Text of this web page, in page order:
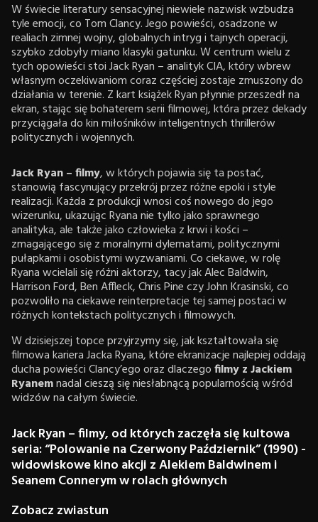
W świecie literatury sensacyjnej niewiele nazwisk wzbudza
tyle emocji, co Tom Clancy. Jego powieści, osadzone w
realiach zimnej wojny, globalnych intryg i tajnych operacji,
szybko zdobyły miano klasyki gatunku. W centrum wielu z
tych opowieści stoi Jack Ryan – analityk CIA, który wbrew
własnym oczekiwaniom coraz częściej zostaje zmuszony do
działania w terenie. Z kart książek Ryan płynnie przeszedł na
ekran, stając się bohaterem serii filmowej, która przez dekady
przyciągała do kin miłośników inteligentnych thrillerów
politycznych i wojennych.
Jack Ryan – filmy, w których pojawia się ta postać,
stanowią fascynujący przekrój przez różne epoki i style
realizacji. Każda z produkcji wnosi coś nowego do jego
wizerunku, ukazując Ryana nie tylko jako sprawnego
analityka, ale także jako człowieka z krwi i kości –
zmagającego się z moralnymi dylematami, politycznymi
pułapkami i osobistymi wyzwaniami. Co ciekawe, w rolę
Ryana wcielali się różni aktorzy, tacy jak Alec Baldwin,
Harrison Ford, Ben Affleck, Chris Pine czy John Krasinski, co
pozwoliło na ciekawe reinterpretacje tej samej postaci w
różnych kontekstach politycznych i filmowych.
W dzisiejszej topce przyjrzymy się, jak kształtowała się
filmowa kariera Jacka Ryana, które ekranizacje najlepiej oddają
ducha powieści Clancy’ego oraz dlaczegofilmy zJackiem
Ryanemnadal cieszą się niesłabnącą popularnością wśród
widzów na całym świecie.
Jack Ryan – filmy, od których zaczęła się kultowa
seria: “Polowanie na Czerwony Październik” (1990) -
widowiskowe kino akcji z Alekiem Baldwinem i
Seanem Connerym w rolach głównych
Zobacz zwiastun